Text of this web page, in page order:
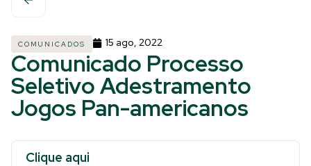
COMUNICADOS 15 ago, 2022
Comunicado Processo
Seletivo Adestramento
Jogos Pan-americanos
Clique aqui